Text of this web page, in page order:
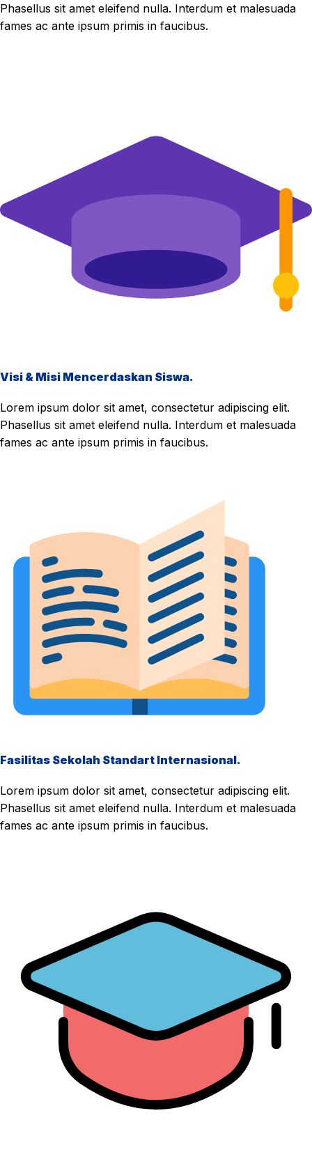
Phasellus sit amet eleifend nulla. Interdum et malesuada
fames ac ante ipsum primis in faucibus.
Visi & Misi Mencerdaskan Siswa.
Lorem ipsum dolor sit amet, consectetur adipiscing elit.
Phasellus sit amet eleifend nulla. Interdum et malesuada
fames ac ante ipsum primis in faucibus.
Fasilitas Sekolah Standart Internasional.
Lorem ipsum dolor sit amet, consectetur adipiscing elit.
Phasellus sit amet eleifend nulla. Interdum et malesuada
fames ac ante ipsum primis in faucibus.